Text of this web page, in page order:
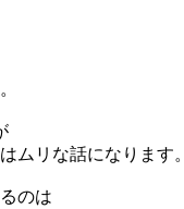
ムリな話になります。
のは